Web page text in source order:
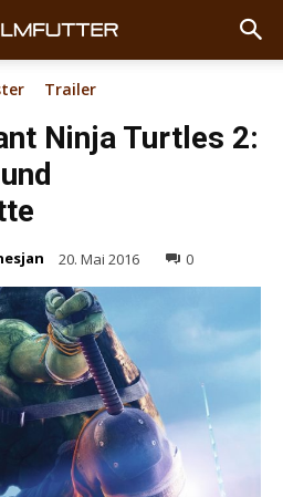
Trailer
Ninja Turtles 2:
20. Mai 2016 0